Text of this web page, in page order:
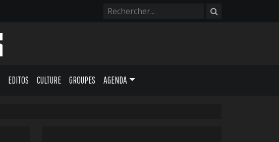
EDITOS CULTURE GROUPES AGENDA